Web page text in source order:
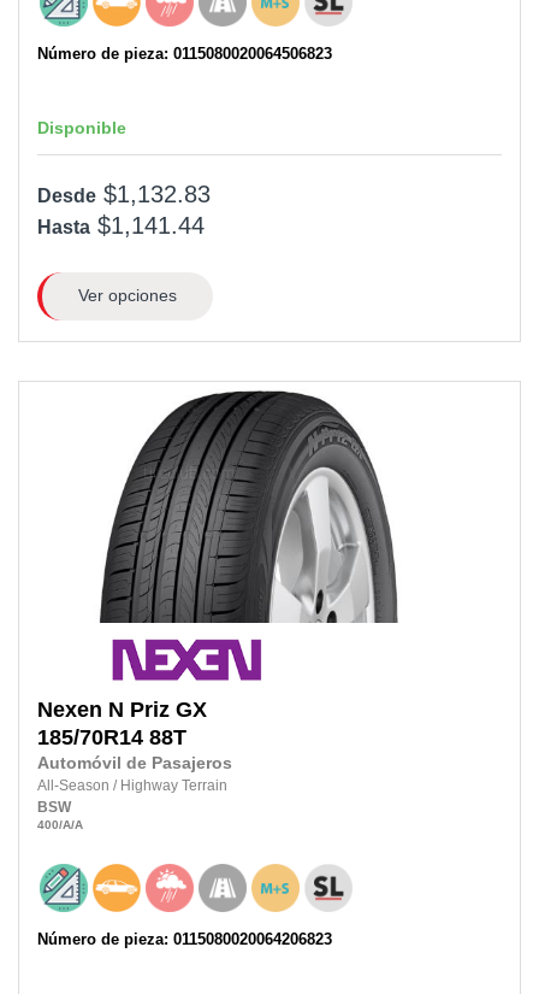
Número de pieza: 0115080020064506823
Disponible
Desde $1,132.83
Hasta $1,141.44
Ver opciones
Nexen N Priz GX
185/70R14 88T
Automóvil de Pasajeros
All-Season / Highway Terrain
BSW
400/A/A
Número de pieza: 0115080020064206823